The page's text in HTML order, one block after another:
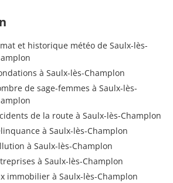
et historique météo de Saulx-lès-
à Saulx-lès-Champlon
de sage-femmes à Saulx-lès-
de la route à Saulx-lès-Champlon
à Saulx-lès-Champlon
à Saulx-lès-Champlon
à Saulx-lès-Champlon
immobilier à Saulx-lès-Champlon